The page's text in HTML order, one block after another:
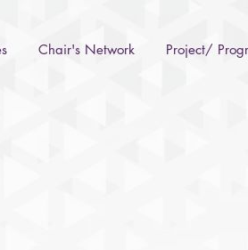
Chair's Network Project/